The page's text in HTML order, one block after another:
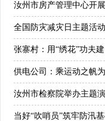
汝州市房产管理中心开
全国防灾减灾日主题活动
张寨村：用“绣花”功夫
供电公司：乘运动之帆
汝州市检察院举办主题
当好“吹哨员”筑牢防汛